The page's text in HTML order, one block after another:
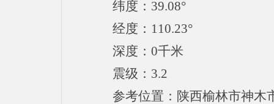
纬度：39.08°
经度：110.23°
深度：0千米
震级：3.2
参考位置：陕西榆林市神木